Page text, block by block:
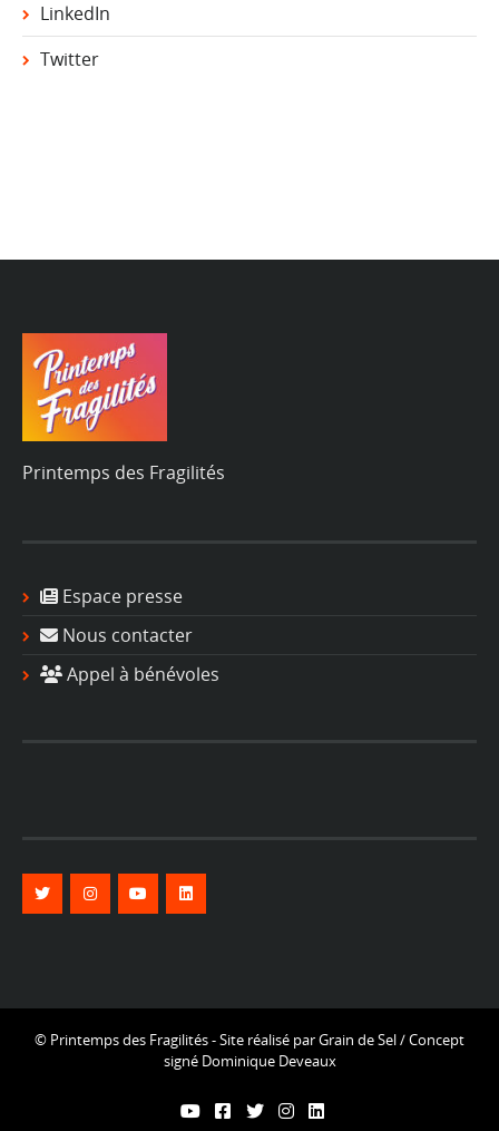
LinkedIn
Twitter
Printemps des Fragilités
Espace presse
Nous contacter
Appel à bénévoles
© Printemps des Fragilités - Site réalisé parGrain de Sel/ Concept
signé Dominique Deveaux